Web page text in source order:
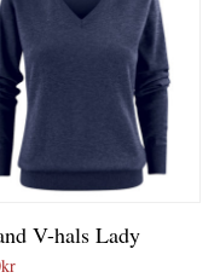
V-hals Lady
kr